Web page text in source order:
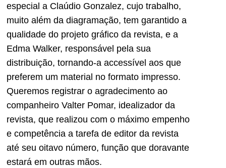
especial a Claúdio Gonzalez, cujo trabalho,
muito além da diagramação, tem garantido a
qualidade do projeto gráfico da revista, e a
Edma Walker, responsável pela sua
distribuição, tornando-a accessível aos que
preferem um material no formato impresso.
Queremos registrar o agradecimento ao
companheiro Valter Pomar, idealizador da
revista, que realizou com o máximo empenho
e competência a tarefa de editor da revista
até seu oitavo número, função que doravante
estará em outras mãos.